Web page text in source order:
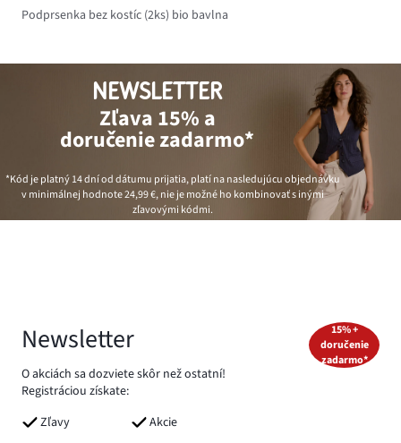
Podprsenka bez kostíc (2ks) bio bavlna
NEWSLETTER
Zľava 15% a
doručenie zadarmo*
*Kód je platný 14 dní od dátumu prijatia, platí na nasledujúcu objednávku
v minimálnej hodnote24,99 €, nie je možné ho kombinovať s inými
zľavovými kódmi.
Newsletter
O akciách sa dozviete skôr než ostatní!
Registráciou získate:
Zľavy
Akcie
15% +
doručenie
zadarmo*